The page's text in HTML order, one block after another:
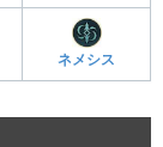
ネメシス